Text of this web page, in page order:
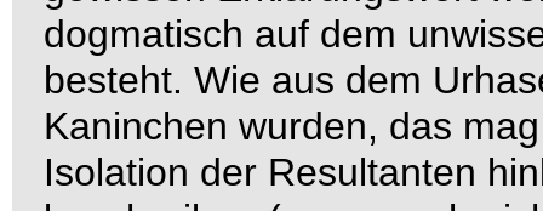
dogmatisch auf dem
besteht. Wie aus dem
Kaninchen wurden, das
Isolation der Resultanten